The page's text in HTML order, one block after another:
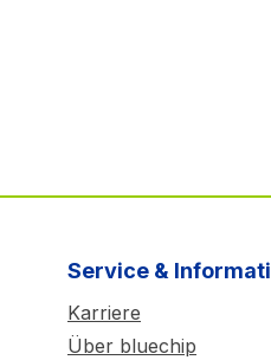
Service &
Karriere
Über bluechip